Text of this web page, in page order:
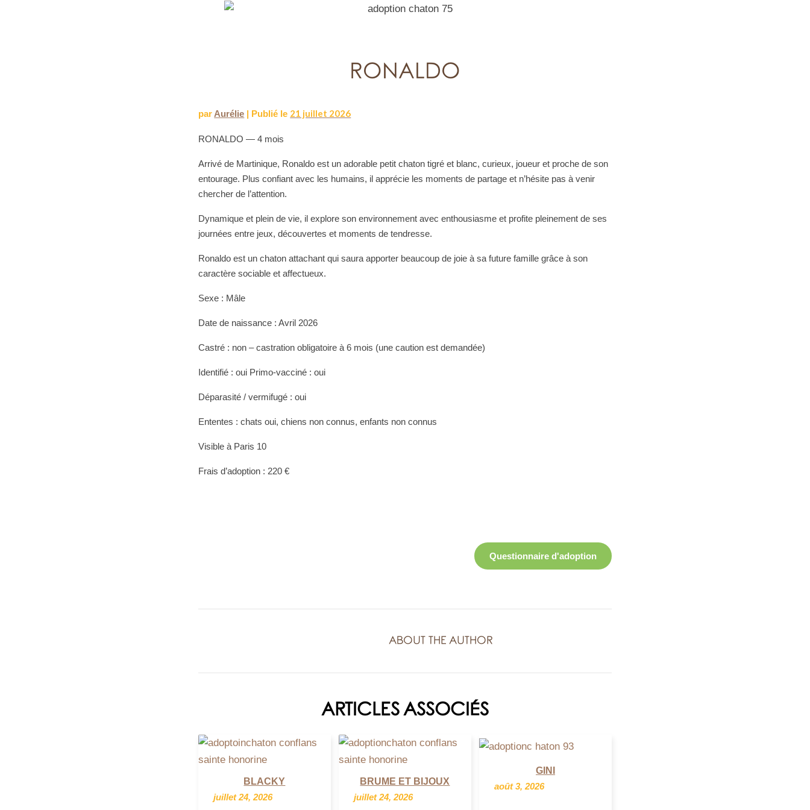
RONALDO
par Aurélie | Publié le 21 juillet 2026
RONALDO — 4 mois
Arrivé de Martinique, Ronaldo est un adorable petit chaton tigré et blanc, curieux, joueur et proche de son
entourage. Plus confiant avec les humains, il apprécie les moments de partage et n’hésite pas à venir
chercher de l’attention.
Dynamique et plein de vie, il explore son environnement avec enthousiasme et profite pleinement de ses
journées entre jeux, découvertes et moments de tendresse.
Ronaldo est un chaton attachant qui saura apporter beaucoup de joie à sa future famille grâce à son
caractère sociable et affectueux.
Sexe : Mâle
Date de naissance : Avril 2026
Castré : non – castration obligatoire à 6 mois (une caution est demandée)
Identifié : oui Primo-vacciné : oui
Déparasité / vermifugé : oui
Ententes : chats oui, chiens non connus, enfants non connus
Visible à Paris 10
Frais d’adoption : 220 €
Questionnaire d'adoption
ABOUT THE AUTHOR
ARTICLES ASSOCIÉS
BLACKY
juillet 24, 2026
BRUME ET BIJOUX
juillet 24, 2026
GINI
août 3, 2026